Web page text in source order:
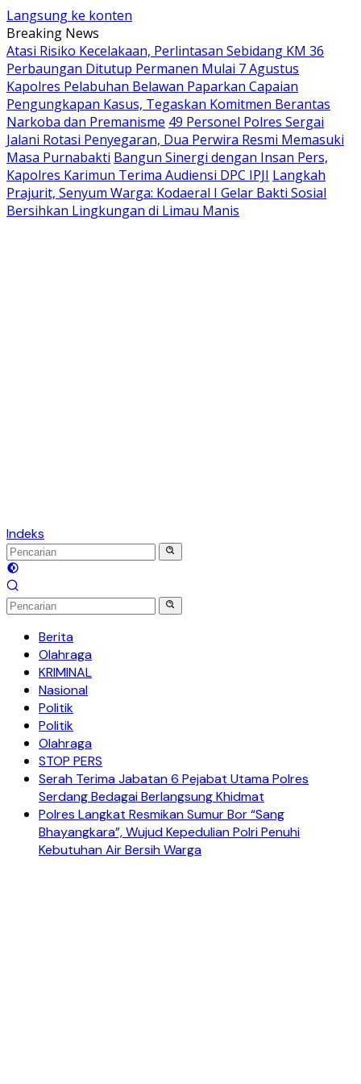
Langsung ke konten
Breaking News
Atasi Risiko Kecelakaan, Perlintasan Sebidang KM 36
Perbaungan Ditutup Permanen Mulai 7 Agustus
Kapolres Pelabuhan Belawan Paparkan Capaian
Pengungkapan Kasus, Tegaskan Komitmen Berantas
Narkoba dan Premanisme 49 Personel Polres Sergai
Jalani Rotasi Penyegaran, Dua Perwira Resmi Memasuki
Masa Purnabakti Bangun Sinergi dengan Insan Pers,
Kapolres Karimun Terima Audiensi DPC IPJI Langkah
Prajurit, Senyum Warga: Kodaeral I Gelar Bakti Sosial
Bersihkan Lingkungan di Limau Manis
Indeks
Berita
Olahraga
KRIMINAL
Nasional
Politik
Politik
Olahraga
STOP PERS
Serah Terima Jabatan 6 Pejabat Utama Polres
Serdang Bedagai Berlangsung Khidmat
Polres Langkat Resmikan Sumur Bor “Sang
Bhayangkara”, Wujud Kepedulian Polri Penuhi
Kebutuhan Air Bersih Warga